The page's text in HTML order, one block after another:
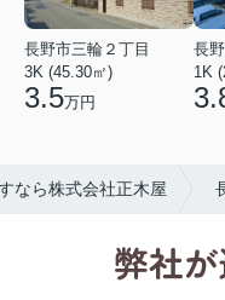
長野市三輪２丁目
3K (45.30㎡)
3.5万円
長
1K
なら株式会社正木屋
弊社